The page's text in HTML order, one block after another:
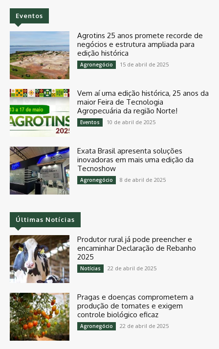
Eventos
Agrotins 25 anos promete recorde de
negócios e estrutura ampliada para
edição histórica
Agronegócio 15 de abril de 2025
Vem aí uma edição histórica, 25 anos da
maior Feira de Tecnologia
Agropecuária da região Norte!
Eventos 10 de abril de 2025
Exata Brasil apresenta soluções
inovadoras em mais uma edição da
Tecnoshow
Agronegócio 8 de abril de 2025
Últimas Notícias
Produtor rural já pode preencher e
encaminhar Declaração de Rebanho
2025
Notícias 22 de abril de 2025
Pragas e doenças comprometem a
produção de tomates e exigem
controle biológico eficaz
Agronegócio 22 de abril de 2025